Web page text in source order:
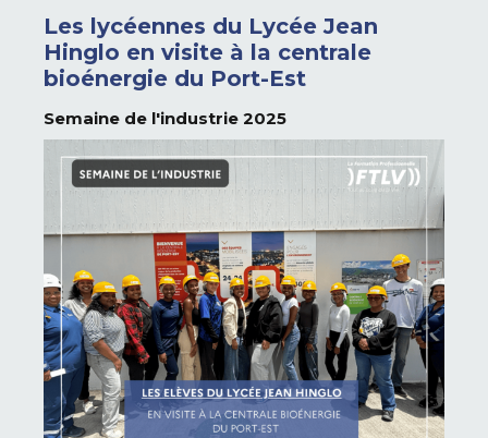
Les lycéennes du Lycée Jean
Hinglo en visite à la centrale
bioénergie du Port-Est
Semaine de l'industrie 2025